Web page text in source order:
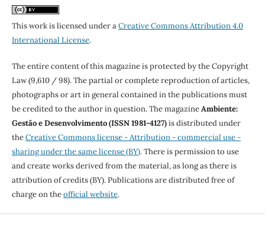
This work is licensed under aCreative Commons Attribution 4.0
International License.
The entire content of this magazine is protected by the Copyright
Law (9,610 / 98). The partial or complete reproduction of articles,
photographs or art in general contained in the publications must
be credited to the author in question. The magazineAmbiente:
Gestão e Desenvolvimento (ISSN 1981-4127)is distributed under
theCreative Commons license - Attribution - commercial use -
sharing under the same license (BY). There is permission to use
and create works derived from the material, as long as there is
attribution of credits (BY). Publications are distributed free of
charge on theofficial website.